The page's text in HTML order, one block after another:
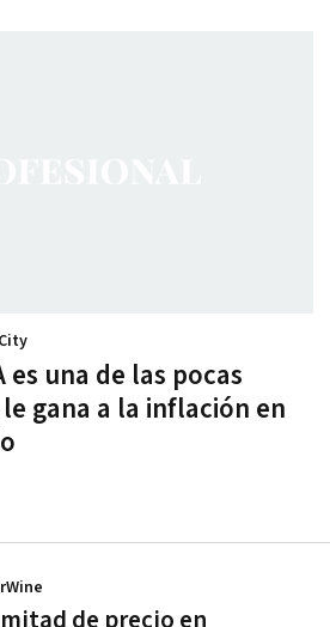
es una de las pocas
gana a la inflación en
de precio en